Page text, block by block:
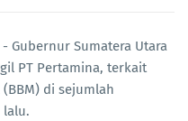
- Gubernur Sumatera Utara
PT Pertamina, terkait
di sejumlah
lalu.